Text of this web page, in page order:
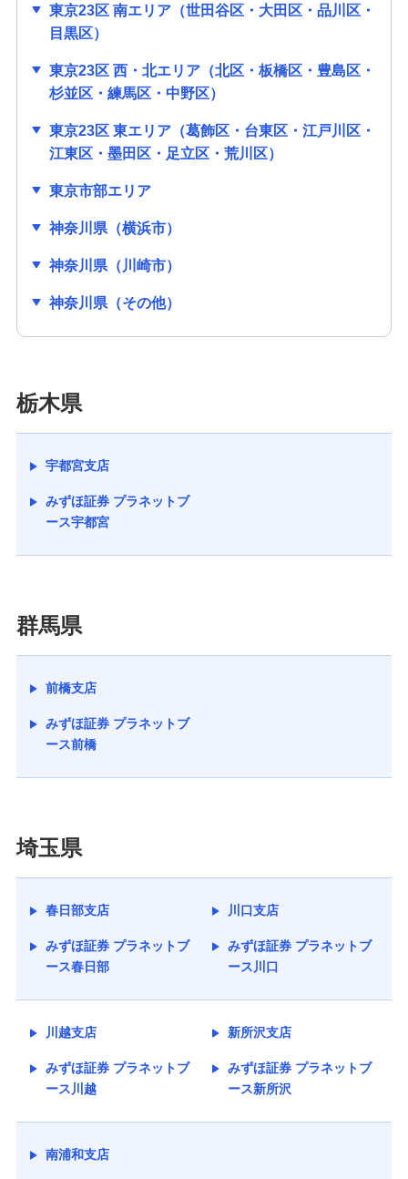
東京23区 南エリア（世田谷区・大田区・品川区・
目黒区）
東京23区 西・北エリア（北区・板橋区・豊島区・
杉並区・練馬区・中野区）
東京23区 東エリア（葛飾区・台東区・江戸川区・
江東区・墨田区・足立区・荒川区）
東京市部エリア
神奈川県（横浜市）
神奈川県（川崎市）
神奈川県（その他）
栃木県
宇都宮支店
みずほ証券 プラネットブ
ース宇都宮
群馬県
前橋支店
みずほ証券 プラネットブ
ース前橋
埼玉県
春日部支店
みずほ証券 プラネットブ
ース春日部
川口支店
みずほ証券 プラネットブ
ース川口
川越支店
みずほ証券 プラネットブ
ース川越
新所沢支店
みずほ証券 プラネットブ
ース新所沢
南浦和支店